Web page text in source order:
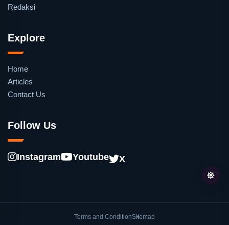
Redaksi
Explore
Home
Articles
Contact Us
Follow Us
Instagram Youtube X
Terms and ConditionSitemap